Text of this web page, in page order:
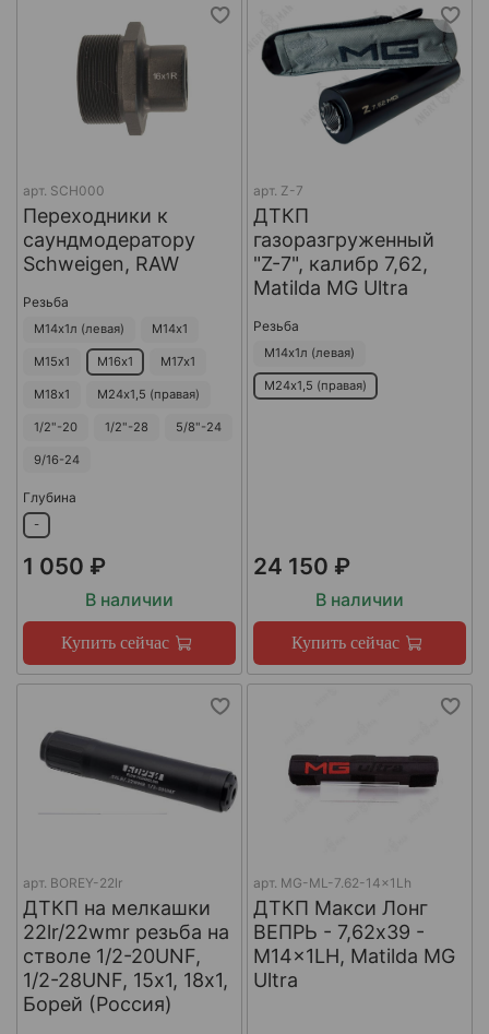
арт. SCH000
Переходники к
саундмодератору
Schweigen, RAW
Резьба
М14х1л (левая) М14х1
М15х1 М16х1 М17х1
М18х1 М24х1,5 (правая)
1/2"-20 1/2"-28 5/8"-24
9/16-24
Глубина
-
1 050 ₽
В наличии
Купить сейчас
арт. Z-7
ДТКП
газоразгруженный
"Z-7", калибр 7,62,
Matilda MG Ultra
Резьба
М14х1л (левая)
М24х1,5 (правая)
24 150 ₽
В наличии
Купить сейчас
арт. BOREY-22lr
ДТКП на мелкашки
22lr/22wmr резьба на
стволе 1/2-20UNF,
1/2-28UNF, 15х1, 18х1,
Борей (Россия)
арт. MG-ML-7.62-14x1Lh
ДТКП Макси Лонг
ВЕПРЬ - 7,62x39 -
M14x1LH, Matilda MG
Ultra